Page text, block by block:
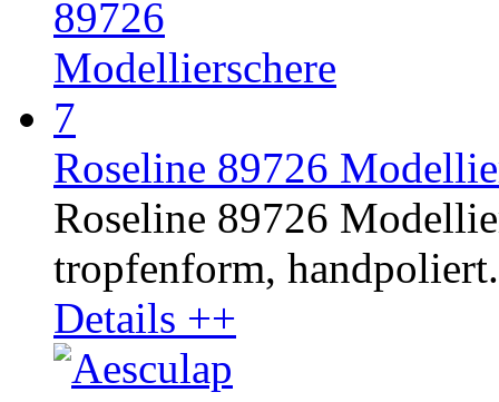
Roseline 89726
Roseline 89726
tropfenform,
Details ++